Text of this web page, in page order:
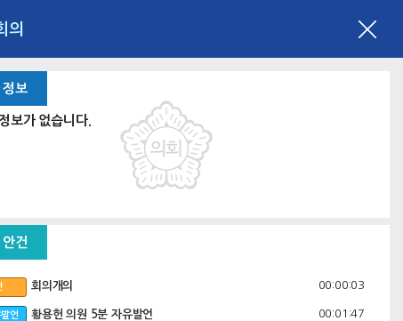
의
정보
보가 없습니다.
안건
회의개의 00:00:03
언 황용헌 의원 5분 자유발언 00:01:47